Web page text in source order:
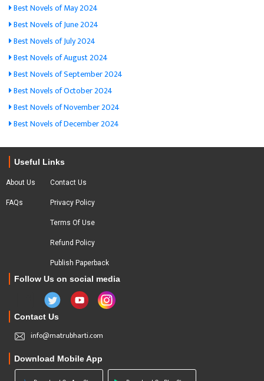
Best Novels of May 2024
Best Novels of June 2024
Best Novels of July 2024
Best Novels of August 2024
Best Novels of September 2024
Best Novels of October 2024
Best Novels of November 2024
Best Novels of December 2024
Useful Links
About Us
FAQs
Contact Us
Privacy Policy
Terms Of Use
Refund Policy
Publish Paperback
Follow Us on social media
Contact Us
info@matrubharti.com
Download Mobile App